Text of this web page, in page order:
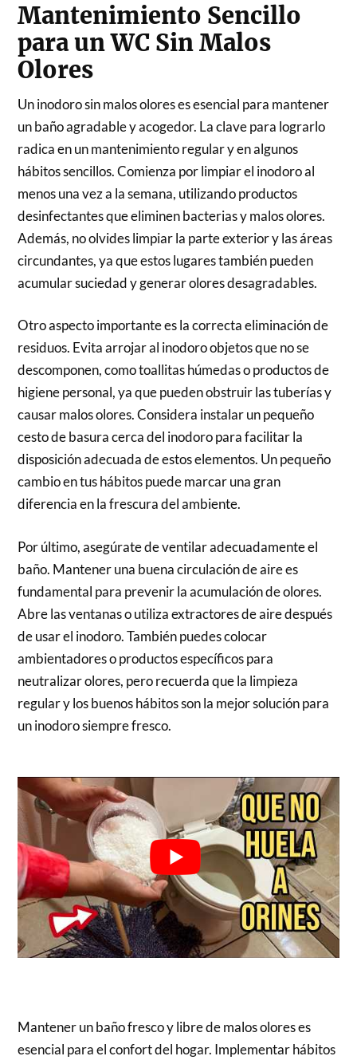
Mantenimiento Sencillo
para un WC Sin Malos
Olores
Un inodoro sin malos olores es esencial para mantener
un baño agradable y acogedor. La clave para lograrlo
radica en un mantenimiento regular y en algunos
hábitos sencillos. Comienza por limpiar el inodoro al
menos una vez a la semana, utilizando productos
desinfectantes que eliminen bacterias y malos olores.
Además, no olvides limpiar la parte exterior y las áreas
circundantes, ya que estos lugares también pueden
acumular suciedad y generar olores desagradables.
Otro aspecto importante es la correcta eliminación de
residuos. Evita arrojar al inodoro objetos que no se
descomponen, como toallitas húmedas o productos de
higiene personal, ya que pueden obstruir las tuberías y
causar malos olores. Considera instalar un pequeño
cesto de basura cerca del inodoro para facilitar la
disposición adecuada de estos elementos. Un pequeño
cambio en tus hábitos puede marcar una gran
diferencia en la frescura del ambiente.
Por último, asegúrate de ventilar adecuadamente el
baño. Mantener una buena circulación de aire es
fundamental para prevenir la acumulación de olores.
Abre las ventanas o utiliza extractores de aire después
de usar el inodoro. También puedes colocar
ambientadores o productos específicos para
neutralizar olores, pero recuerda que la limpieza
regular y los buenos hábitos son la mejor solución para
un inodoro siempre fresco.
Mantener un baño fresco y libre de malos olores es
esencial para el confort del hogar. Implementar hábitos